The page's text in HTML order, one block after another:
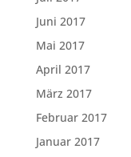
Juni 2017
Mai 2017
April 2017
März 2017
Februar 2017
Januar 2017